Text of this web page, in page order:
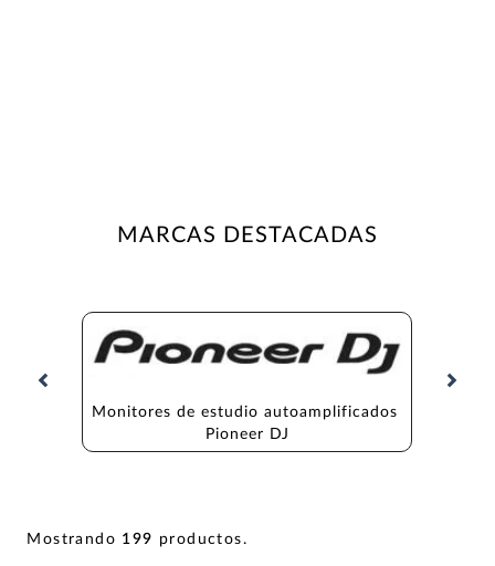
MARCAS DESTACADAS
Monitores de estudio autoamplificados
Pioneer DJ
Mostrando 199 productos.